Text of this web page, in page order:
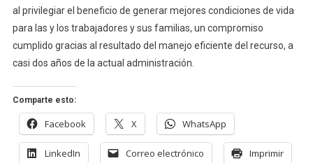
al privilegiar el beneficio de generar mejores condiciones de vida
para las y los trabajadores y sus familias, un compromiso
cumplido gracias al resultado del manejo eficiente del recurso, a
casi dos años de la actual administración.
Comparte esto:
Facebook X WhatsApp
LinkedIn Correo electrónico Imprimir